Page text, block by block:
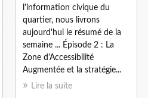
l'information civique du
quartier, nous livrons
aujourd'hui le résumé de la
semaine ... Épisode 2 : La
Zone d'Accessibilité
Augmentée et la stratégie...
Lire la suite